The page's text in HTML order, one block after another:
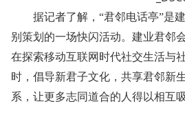
据记者了解，“君邻电话亭”是
别策划的一场快闪活动。建业君邻
在探索移动互联网时代社交生活与
时，倡导新君子文化，共享君邻新
系，让更多志同道合的人得以相互